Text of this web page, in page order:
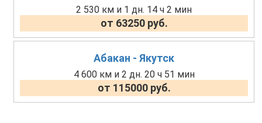
2 530 км и 1 дн. 14 ч 2 мин
от 63250 руб.
Абакан - Якутск
4 600 км и 2 дн. 20 ч 51 мин
от 115000 руб.